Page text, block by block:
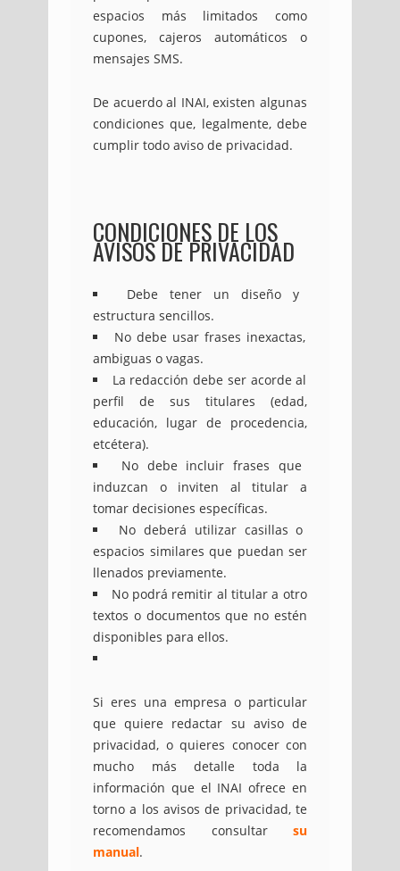
espacios más limitados como
cupones, cajeros automáticos o
mensajes SMS.
De acuerdo al INAI, existen algunas
condiciones que, legalmente, debe
cumplir todo aviso de privacidad.
CONDICIONES DE LOS
AVISOS DE PRIVACIDAD
Debe tener un diseño y
estructura sencillos.
No debe usar frases inexactas,
ambiguas o vagas.
La redacción debe ser acorde al
perfil de sus titulares (edad,
educación, lugar de procedencia,
etcétera).
No debe incluir frases que
induzcan o inviten al titular a
tomar decisiones específicas.
No deberá utilizar casillas o
espacios similares que puedan ser
llenados previamente.
No podrá remitir al titular a otro
textos o documentos que no estén
disponibles para ellos.
Si eres una empresa o particular
que quiere redactar su aviso de
privacidad, o quieres conocer con
mucho más detalle toda la
información que el INAI ofrece en
torno a los avisos de privacidad, te
recomendamos consultar su
manual.